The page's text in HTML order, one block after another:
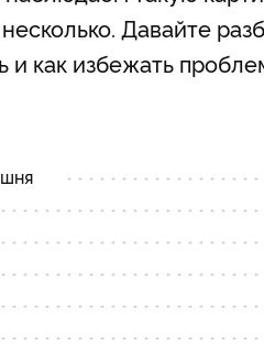
Давайте
и как избежать